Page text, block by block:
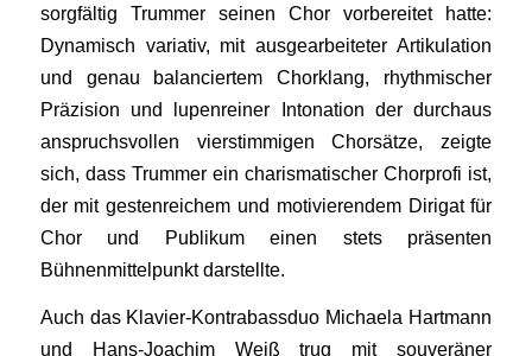
sorgfältig Trummer seinen Chor vorbereitet hatte:
Dynamisch variativ, mit ausgearbeiteter Artikulation
und genau balanciertem Chorklang, rhythmischer
Präzision und lupenreiner Intonation der durchaus
anspruchsvollen vierstimmigen Chorsätze, zeigte
sich, dass Trummer ein charismatischer Chorprofi ist,
der mit gestenreichem und motivierendem Dirigat für
Chor und Publikum einen stets präsenten
Bühnenmittelpunkt darstellte.
Auch das Klavier-Kontrabassduo Michaela Hartmann
und Hans-Joachim Weiß trug mit souveräner